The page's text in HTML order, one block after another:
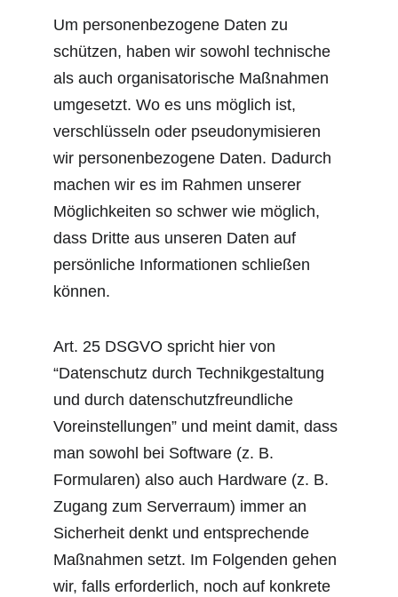
Um personenbezogene Daten zu
schützen, haben wir sowohl technische
als auch organisatorische Maßnahmen
umgesetzt. Wo es uns möglich ist,
verschlüsseln oder pseudonymisieren
wir personenbezogene Daten. Dadurch
machen wir es im Rahmen unserer
Möglichkeiten so schwer wie möglich,
dass Dritte aus unseren Daten auf
persönliche Informationen schließen
können.
Art. 25 DSGVO spricht hier von
“Datenschutz durch Technikgestaltung
und durch datenschutzfreundliche
Voreinstellungen” und meint damit, dass
man sowohl bei Software (z. B.
Formularen) also auch Hardware (z. B.
Zugang zum Serverraum) immer an
Sicherheit denkt und entsprechende
Maßnahmen setzt. Im Folgenden gehen
wir, falls erforderlich, noch auf konkrete